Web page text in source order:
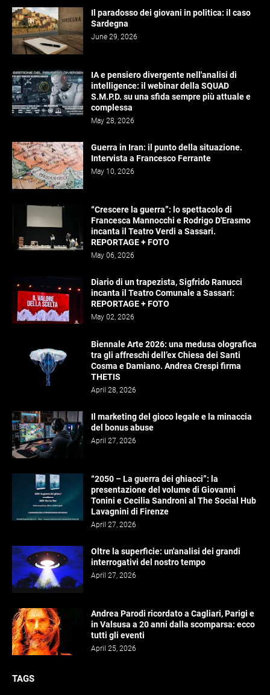
Il paradosso dei giovani in politica: il caso
Sardegna
June 29, 2026
IA e pensiero divergente nell'analisi di
intelligence: il webinar della SQUAD
S.M.P.D. su una sfida sempre più attuale e
complessa
May 28, 2026
Guerra in Iran: il punto della situazione.
Intervista a Francesco Ferrante
May 10, 2026
“Crescere la guerra”: lo spettacolo di
Francesca Mannocchi e Rodrigo D'Erasmo
incanta il Teatro Verdi a Sassari.
REPORTAGE + FOTO
May 06, 2026
Diario di un trapezista, Sigfrido Ranucci
incanta il Teatro Comunale a Sassari:
REPORTAGE + FOTO
May 02, 2026
Biennale Arte 2026: una medusa olografica
tra gli affreschi dell’ex Chiesa dei Santi
Cosma e Damiano. Andrea Crespi firma
THETIS
April 28, 2026
Il marketing del gioco legale e la minaccia
del bonus abuse
April 27, 2026
“2050 – La guerra dei ghiacci”: la
presentazione del volume di Giovanni
Tonini e Cecilia Sandroni al The Social Hub
Lavagnini di Firenze
April 27, 2026
Oltre la superficie: un'analisi dei grandi
interrogativi del nostro tempo
April 27, 2026
Andrea Parodi ricordato a Cagliari, Parigi e
in Valsusa a 20 anni dalla scomparsa: ecco
tutti gli eventi
April 25, 2026
TAGS